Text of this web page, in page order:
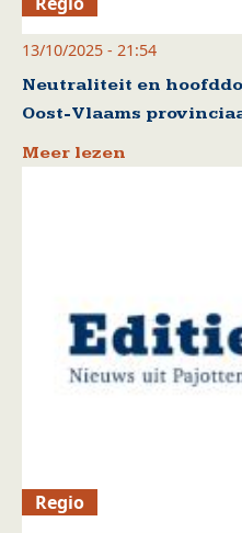
13/10/2025 - 21:54
Neutraliteit en
Oost-Vlaams
Meer lezen
Regio